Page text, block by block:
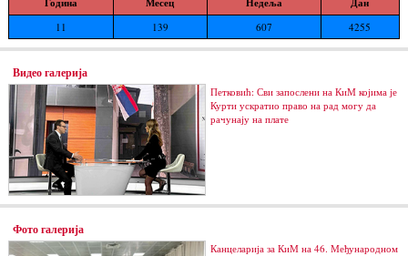
11 139 607 4255
Видео галерија
Петковић: Сви запослени на КиМ којима је
Курти ускратио право на рад могу да
рачунају на плате
Фото галерија
Канцеларија за КиМ на 46. Међународном